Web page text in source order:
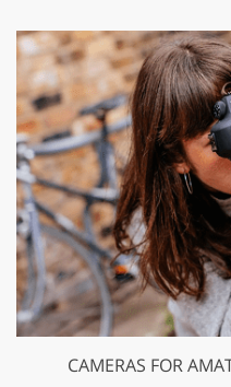
CAMERAS FOR